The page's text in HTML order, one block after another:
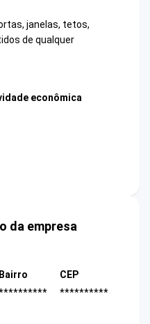
janelas, tetos,
de qualquer
econômica
da empresa
Bairro
CEP
**********